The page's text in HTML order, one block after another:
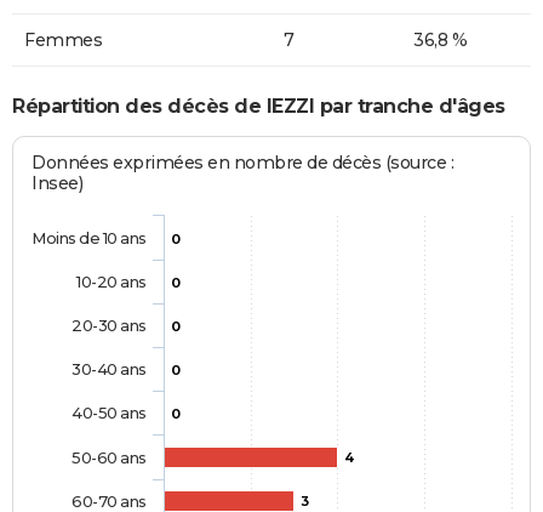
Femmes 7 36,8 %
Répartition des décès de IEZZI par tranche d'âges
Données exprimées en nombre de décès (source :
Insee)
0
0
0
0
0
4
3
Moins de 10 ans
10-20 ans
20-30 ans
30-40 ans
40-50 ans
50-60 ans
60-70 ans